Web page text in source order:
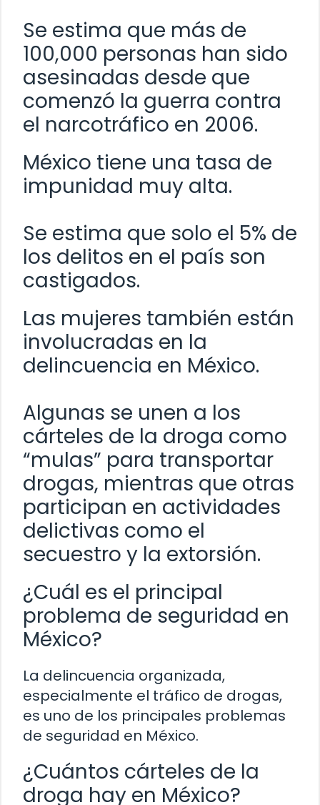
Se estima que más de
100,000 personas han sido
asesinadas desde que
comenzó la guerra contra
el narcotráfico en 2006.
México tiene una tasa de
impunidad muy alta.
Se estima que solo el 5% de
los delitos en el país son
castigados.
Las mujeres también están
involucradas en la
delincuencia en México.
Algunas se unen a los
cárteles de la droga como
“mulas” para transportar
drogas, mientras que otras
participan en actividades
delictivas como el
secuestro y la extorsión.
¿Cuál es el principal
problema de seguridad en
México?
La delincuencia organizada,
especialmente el tráfico de drogas,
es uno de los principales problemas
de seguridad en México.
¿Cuántos cárteles de la
droga hay en México?